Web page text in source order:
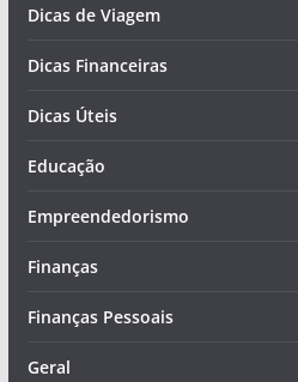
Dicas de Viagem
Dicas Financeiras
Dicas Úteis
Educação
Empreendedorismo
Finanças
Finanças Pessoais
Geral